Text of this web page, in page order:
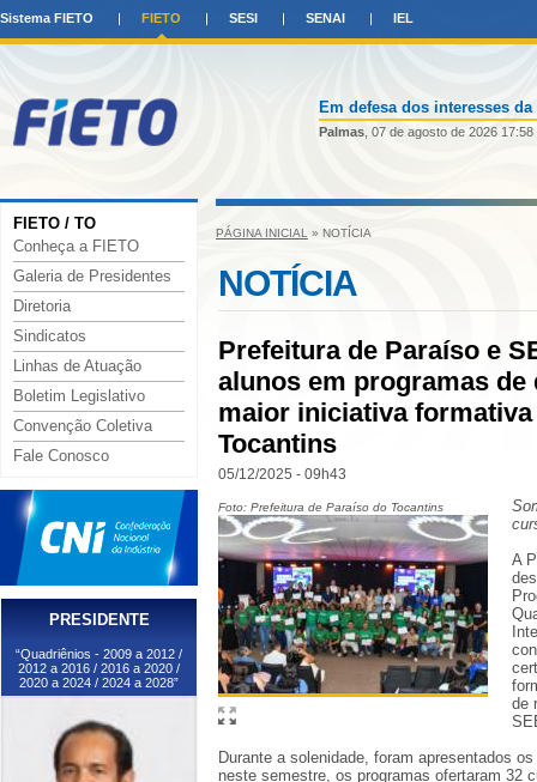
Sistema FIETO FIETO SESI SENAI IEL
Em defesa dos interesses
Palmas , 07 de agosto de 2026 17:58
FIETO / TO
Conheça a FIETO
Galeria de Presidentes
Diretoria
Sindicatos
Linhas de Atuação
Boletim Legislativo
Convenção Coletiva
Fale Conosco
PRESIDENTE
“Quadriênios - 2009 a 2012 /
2012 a 2016 / 2016 a 2020 /
2020 a 2024 / 2024 a 2028”
PÁGINA INICIAL » NOTÍCIA
NOTÍCIA
Prefeitura de Paraíso e
alunos em programas
maior iniciativa
Tocantins
05/12/2025 - 09h43
Foto: Prefeitura de Paraíso do Tocantins
A
de
Durante a solenidade, foram apresentados
neste semestre, os programas ofertaram 32